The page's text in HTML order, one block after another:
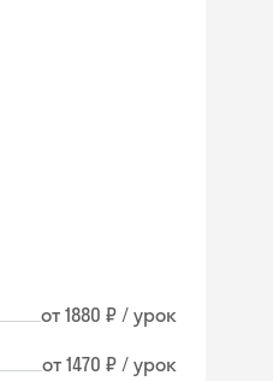
от 1880 ₽ / урок
от 1470 ₽ / урок